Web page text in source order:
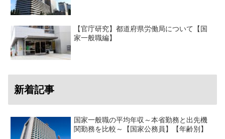
【官庁研究】都道府県労働局について【国
家一般職編】
新着記事
国家一般職の平均年収～本省勤務と出先機
関勤務を比較～【国家公務員】【年齢別】